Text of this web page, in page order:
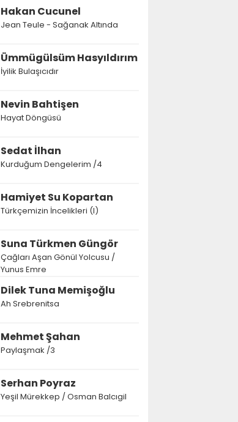
Hakan Cucunel
Jean Teule - Sağanak Altında
Ümmügülsüm Hasyıldırım
İyilik Bulaşıcıdır
Nevin Bahtişen
Hayat Döngüsü
Sedat İlhan
Kurduğum Dengelerim /4
Hamiyet Su Kopartan
Türkçemizin İncelikleri (I)
Suna Türkmen Güngör
Çağları Aşan Gönül Yolcusu /
Yunus Emre
Dilek Tuna Memişoğlu
Ah Srebrenitsa
Mehmet Şahan
Paylaşmak /3
Serhan Poyraz
Yeşil Mürekkep / Osman Balcıgil